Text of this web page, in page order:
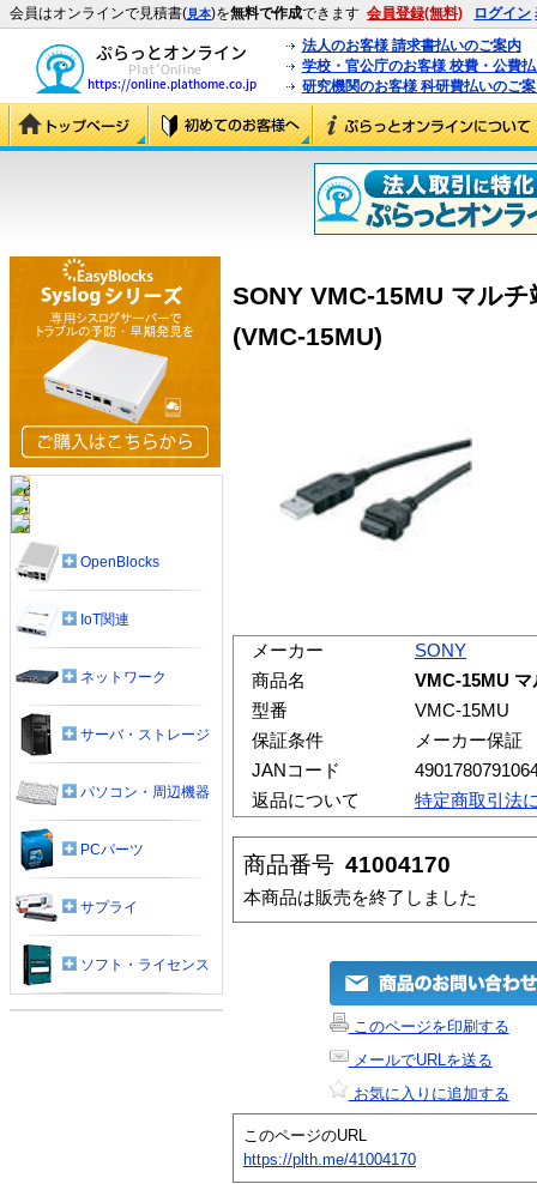
会員はオンラインで見積書(見本)を無料で作成できます 会員登録(無料) ログイン
法人のお客様 請求書払いのご案内
学校・官公庁のお客様 校費・公費
研究機関のお客様 科研費払いのご
SONY VMC-15MU マル
(VMC-15MU)
メーカー
SONY
商品名
VMC-15MU
型番
VMC-15MU
保証条件
メーカー保証
JANコード
返品について
特定商取引法
商品番号 41004170
本商品は販売を終了しました
このページを印刷する
メールでURLを送る
お気に入りに追加する
このページのURL
https://plth.me/41004170
OpenBlocks
IoT関連
ネットワーク
サーバ・ストレージ
パソコン・周辺機器
PCパーツ
サプライ
ソフト・ライセンス